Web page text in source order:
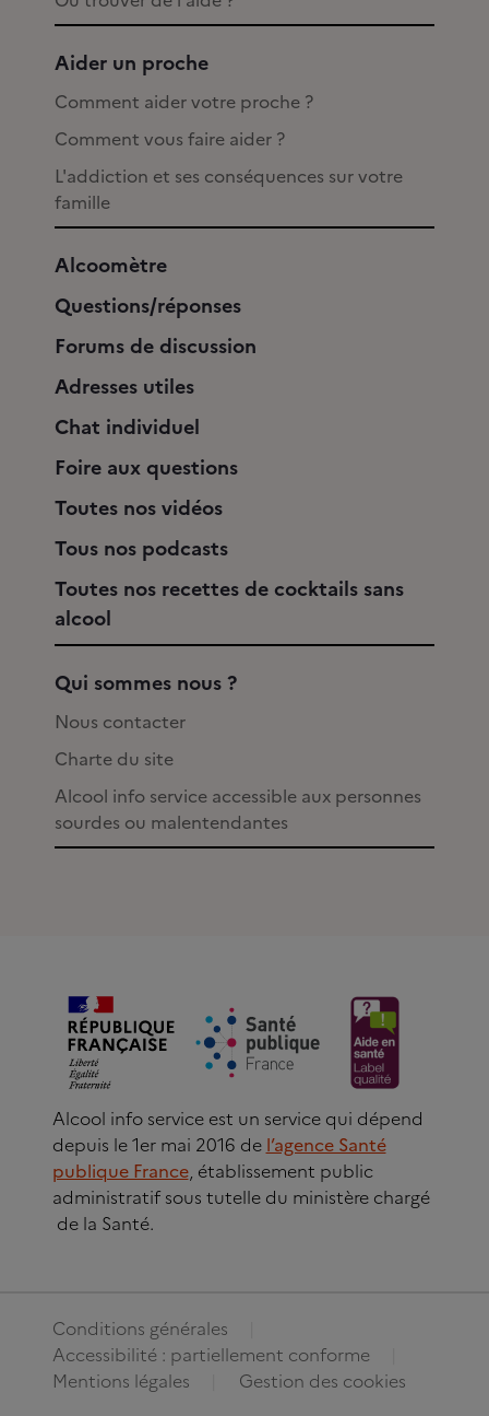
Aider un proche
Comment aider votre proche ?
Comment vous faire aider ?
L'addiction et ses conséquences sur votre
famille
Alcoomètre
Questions/réponses
Forums de discussion
Adresses utiles
Chat individuel
Foire aux questions
Toutes nos vidéos
Tous nos podcasts
Toutes nos recettes de cocktails sans
alcool
Qui sommes nous ?
Nous contacter
Charte du site
Alcool info service accessible aux personnes
sourdes ou malentendantes
Alcool info service est un service qui dépend
depuis le 1er mai 2016 de l’agence Santé
publique France, établissement public
administratif sous tutelle du ministère chargé
de la Santé.
Conditions générales
Accessibilité : partiellement conforme
Mentions légales
Gestion des cookies